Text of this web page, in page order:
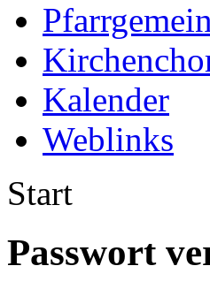
Kalender
Weblinks
Start
Passwort